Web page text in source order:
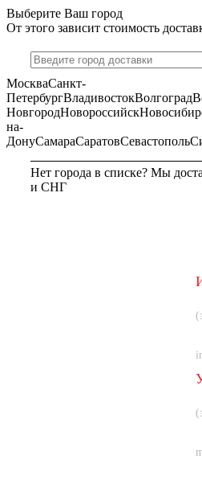
Выберите Ваш город
От этого зависит стоимость
МоскваСанкт-
ПетербургВладивостокВолгоград
НовгородНовороссийск
на-
ДонуСамараСаратовСевастополь
Нет города в списке? Мы
и СНГ